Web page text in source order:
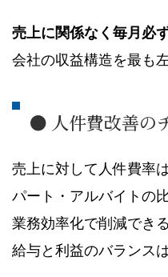
売上に関係なく毎月必
会社の収益構造を最も
● 人件費改善の
売上に対して人件費率
パート・アルバイトの
業務効率化で削減でき
給与と利益のバランス